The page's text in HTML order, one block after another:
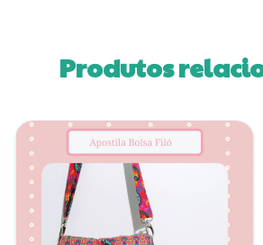
Produtos